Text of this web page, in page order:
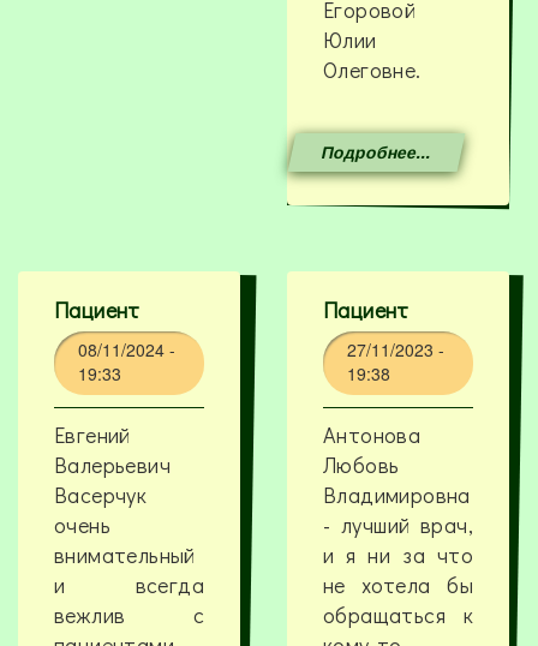
Егоровой
Юлии
Олеговне.
Подробнее...
Пациент
08/11/2024 -
19:33
Евгений
Валерьевич
Васерчук
очень
внимательный
и всегда
вежлив с
Пациент
27/11/2023 -
19:38
Антонова
Любовь
Владимировна
- лучший врач,
и я ни за что
не хотела бы
обращаться к